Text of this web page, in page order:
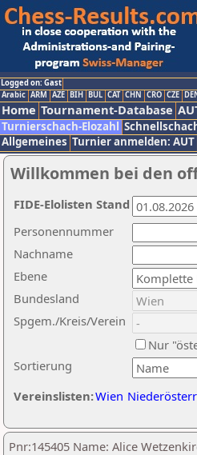
Logged on: Gast
Arabic ARM AZE BIH BUL CAT CHN CRO CZE
Home Tournament-Database
Turnierschach-Elozahl
Allgemeines Turnier anmelden: AUT
Willkommen bei den
Nachname
Ebene
Sortierung
Personennummer
Bundesland
Spgem./Kreis/Verein
Nur
Vereinslisten:Wien
FIDE-Elolisten Stand
Pnr:145405 Name: Alice